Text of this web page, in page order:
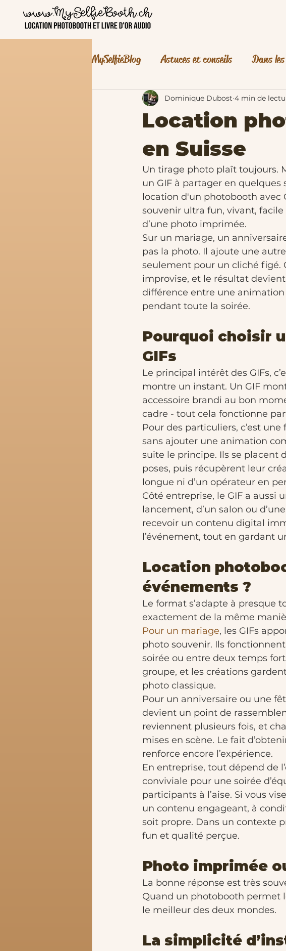
MySelfieBlog Astuces et conseils Dans
événement pro jeux de mariage
Location
en Suisse
Dominique Dubost 4 min de
Un tirage photo plaît toujours.
un GIF à partager en quelques
location d'un photobooth avec
souvenir ultra fun, vivant,
d’une photo imprimée.
Sur un mariage, un
pas la photo. Il ajoute une
seulement pour un cliché figé.
improvise, et le résultat
différence entre une
pendant toute la soirée.
Pourquoi choisir
GIFs
Le principal intérêt des GIFs,
montre un instant. Un GIF
accessoire brandi au bon
cadre - tout cela fonctionne
Pour des particuliers, c’est
sans ajouter une animation
suite le principe. Ils se placent
poses, puis récupèrent leur
longue ni d’un opérateur en
Côté entreprise, le GIF a aussi
lancement, d’un salon ou
recevoir un contenu digital
l’événement, tout en gardant
Location
événements ?
Le format s’adapte à presque
exactement de la même
Pour un mariage, les GIFs
photo souvenir. Ils
soirée ou entre deux temps
groupe, et les créations
photo classique.
Pour un anniversaire ou une
devient un point de
reviennent plusieurs fois, et
mises en scène. Le fait
renforce encore l’expérience.
En entreprise, tout dépend de
conviviale pour une soirée
participants à l’aise. Si vous
un contenu engageant, à
soit propre. Dans un contexte
fun et qualité perçue.
Photo imprimée
La bonne réponse est très
Quand un photobooth permet
le meilleur des deux mondes.
La simplicité